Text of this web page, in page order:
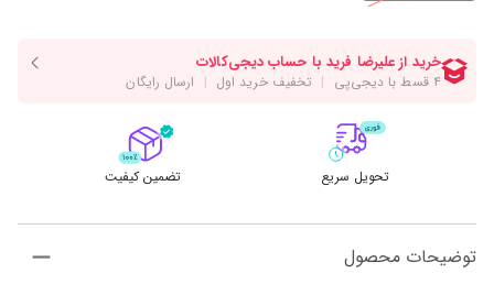
تحویل سریع تضمین کیفیت
توضیحات محصول